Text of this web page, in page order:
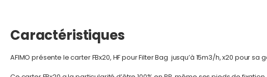
Caractéristiques
AFIMO présente le carter FBx20, HF pour Filter Bag jusqu’à 15m3/h, x20 pour